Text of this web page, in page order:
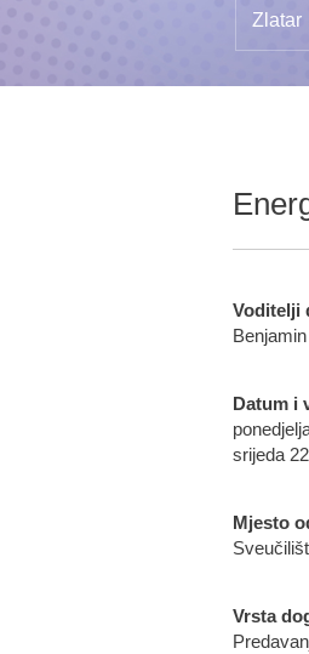
Zlatar
Voditelji
Datum i
srijeda
Mjesto
Vrsta